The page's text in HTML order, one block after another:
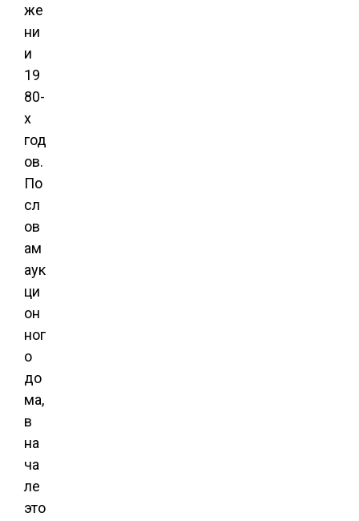
же
ни
и
19
80-
х
год
ов.
По
сл
ов
ам
аук
ци
он
ног
о
до
ма,
в
на
ча
ле
это